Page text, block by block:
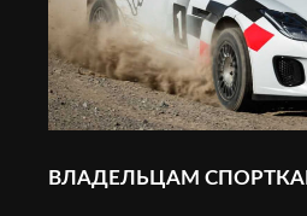
ВЛАДЕЛЬЦАМ